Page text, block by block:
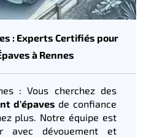
: Experts Certifiés pour
à Rennes
: Vous cherchez des
d'épaves de confiance
plus. Notre équipe est
avec dévouement et